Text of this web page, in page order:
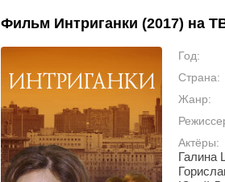
Фильм Интриганки (2017) на
Год:
Страна:
Жанр:
Актёры:
Галина